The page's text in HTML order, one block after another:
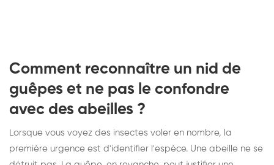
Comment reconnaître un nid de
guêpes et ne pas le confondre
avec des abeilles ?
Lorsque vous voyez des insectes voler en nombre, la
première urgence est d'identifier l'espèce. Une abeille ne se